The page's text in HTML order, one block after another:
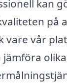
kan
på
vare vår